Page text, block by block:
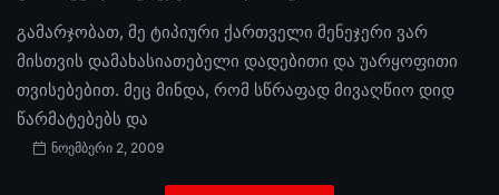
გამარჯობათ, მე ტიპიური ქართველი მენეჯერი ვარ
მისთვის დამახასიათებელი დადებითი და უარყოფითი
თვისებებით. მეც მინდა, რომ სწრაფად მივაღწიო დიდ
წარმატებებს და
ნოემბერი 2, 2009